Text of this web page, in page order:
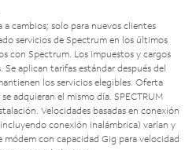
cambios; solo para nuevos clientes
servicios de Spectrum en los últimos
con Spectrum. Los impuestos y cargos
aplican tarifas estándar después del
los servicios elegibles. Oferta
adquieran el mismo día. SPECTRUM
Velocidades basadas en conexión
conexión inalámbrica) varían y
módem con capacidad Gig para velocidad